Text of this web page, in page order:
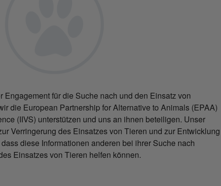
Engagement für die Suche nach und den Einsatz von
die European Partnership for Alternative to Animals (EPAA)
(IIVS) unterstützen und uns an ihnen beteiligen. Unser
Verringerung des Einsatzes von Tieren und zur Entwicklung
diese Informationen anderen bei ihrer Suche nach
Einsatzes von Tieren helfen können.